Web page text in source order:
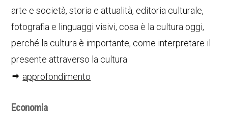
arte e società, storia e attualità, editoria culturale,
fotografia e linguaggi visivi, cosa è la cultura oggi,
perché la cultura è importante, come interpretare il
presente attraverso la cultura
approfondimento
Economia